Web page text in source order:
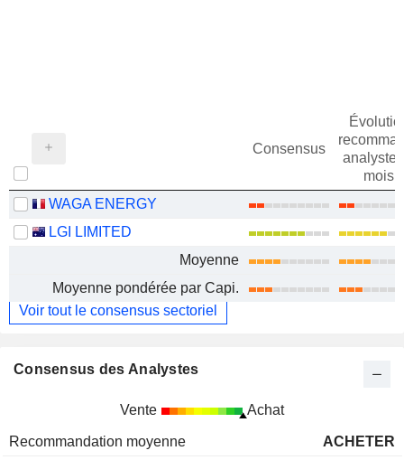
Consensus
mois
WAGA ENERGY
LGI LIMITED
Moyenne
Moyenne pondérée par Capi.
Voir tout le consensus sectoriel
Consensus des Analystes
Vente Achat
Recommandation moyenne
ACHETER